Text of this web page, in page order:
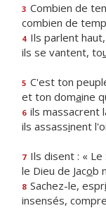
3 Combien de
combien de
4 Ils parlent
ils se vantent, to
5 C'est ton
et ton domaine
6 ils massacrent
ils assassinent
7 Ils disent : « Le
le Dieu de Jacob
8 Sachez-le, espri
insensés,